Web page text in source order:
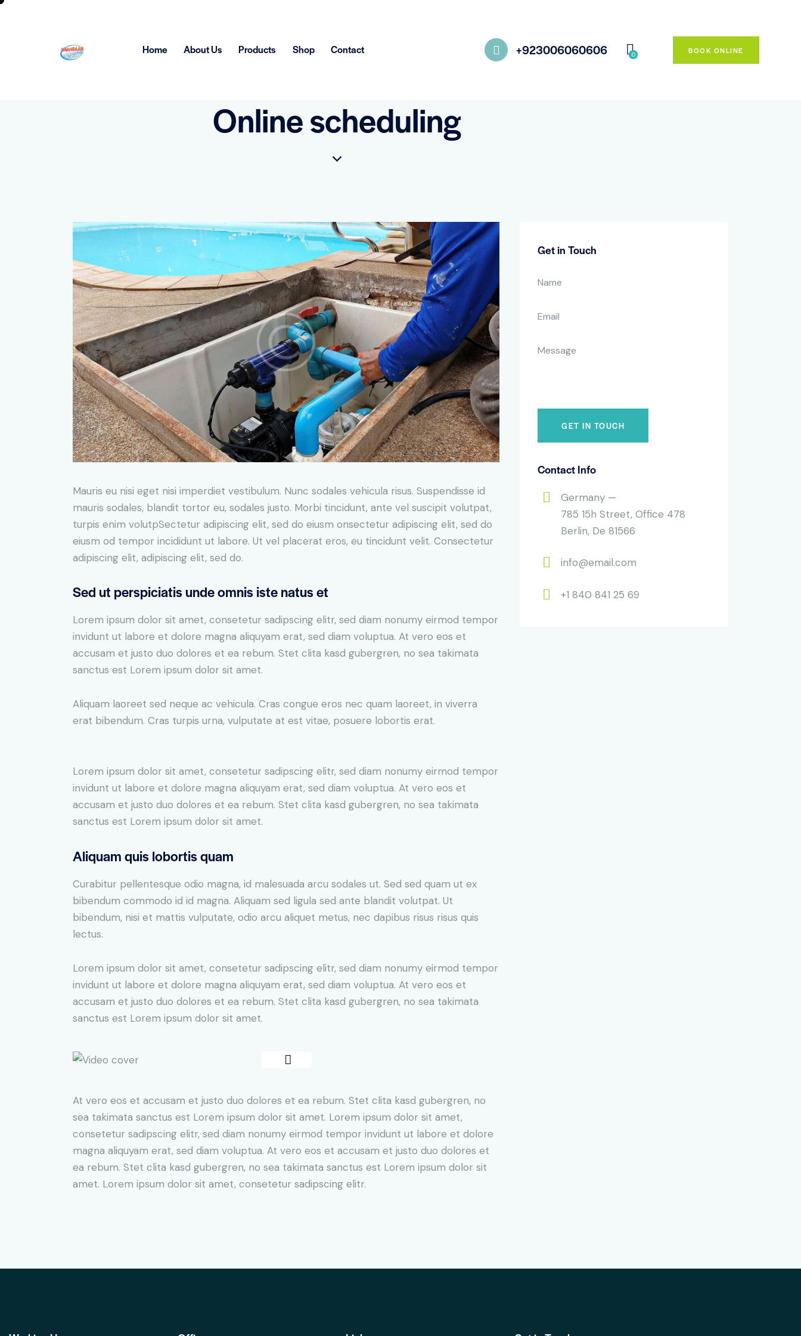
Home About Us Products Shop Contact +923006060606 0 BOOK ONLINE
Online scheduling
Mauris eu nisi eget nisi imperdiet vestibulum. Nunc sodales vehicula risus. Suspendisse id
mauris sodales, blandit tortor eu, sodales justo. Morbi tincidunt, ante vel suscipit volutpat,
turpis enim volutpSectetur adipiscing elit, sed do eiusm onsectetur adipiscing elit, sed do
eiusm od tempor incididunt ut labore. Ut vel placerat eros, eu tincidunt velit. Consectetur
adipiscing elit, adipiscing elit, sed do.
Sed ut perspiciatis unde omnis iste natus et
Lorem ipsum dolor sit amet, consetetur sadipscing elitr, sed diam nonumy eirmod tempor
invidunt ut labore et dolore magna aliquyam erat, sed diam voluptua. At vero eos et
accusam et justo duo dolores et ea rebum. Stet clita kasd gubergren, no sea takimata
sanctus est Lorem ipsum dolor sit amet.
Aliquam laoreet sed neque ac vehicula. Cras congue eros nec quam laoreet, in viverra
erat bibendum. Cras turpis urna, vulputate at est vitae, posuere lobortis erat.
Lorem ipsum dolor sit amet, consetetur sadipscing elitr, sed diam nonumy eirmod tempor
invidunt ut labore et dolore magna aliquyam erat, sed diam voluptua. At vero eos et
accusam et justo duo dolores et ea rebum. Stet clita kasd gubergren, no sea takimata
sanctus est Lorem ipsum dolor sit amet.
Aliquam quis lobortis quam
Curabitur pellentesque odio magna, id malesuada arcu sodales ut. Sed sed quam ut ex
bibendum commodo id id magna. Aliquam sed ligula sed ante blandit volutpat. Ut
bibendum, nisi et mattis vulputate, odio arcu aliquet metus, nec dapibus risus risus quis
lectus.
Lorem ipsum dolor sit amet, consetetur sadipscing elitr, sed diam nonumy eirmod tempor
invidunt ut labore et dolore magna aliquyam erat, sed diam voluptua. At vero eos et
accusam et justo duo dolores et ea rebum. Stet clita kasd gubergren, no sea takimata
sanctus est Lorem ipsum dolor sit amet.
At vero eos et accusam et justo duo dolores et ea rebum. Stet clita kasd gubergren, no
sea takimata sanctus est Lorem ipsum dolor sit amet. Lorem ipsum dolor sit amet,
consetetur sadipscing elitr, sed diam nonumy eirmod tempor invidunt ut labore et dolore
magna aliquyam erat, sed diam voluptua. At vero eos et accusam et justo duo dolores et
ea rebum. Stet clita kasd gubergren, no sea takimata sanctus est Lorem ipsum dolor sit
amet. Lorem ipsum dolor sit amet, consetetur sadipscing elitr.
Get in Touch
Contact Info
Germany —
785 15h Street, Office 478
Berlin, De 81566
info@email.com
+1 840 841 25 69